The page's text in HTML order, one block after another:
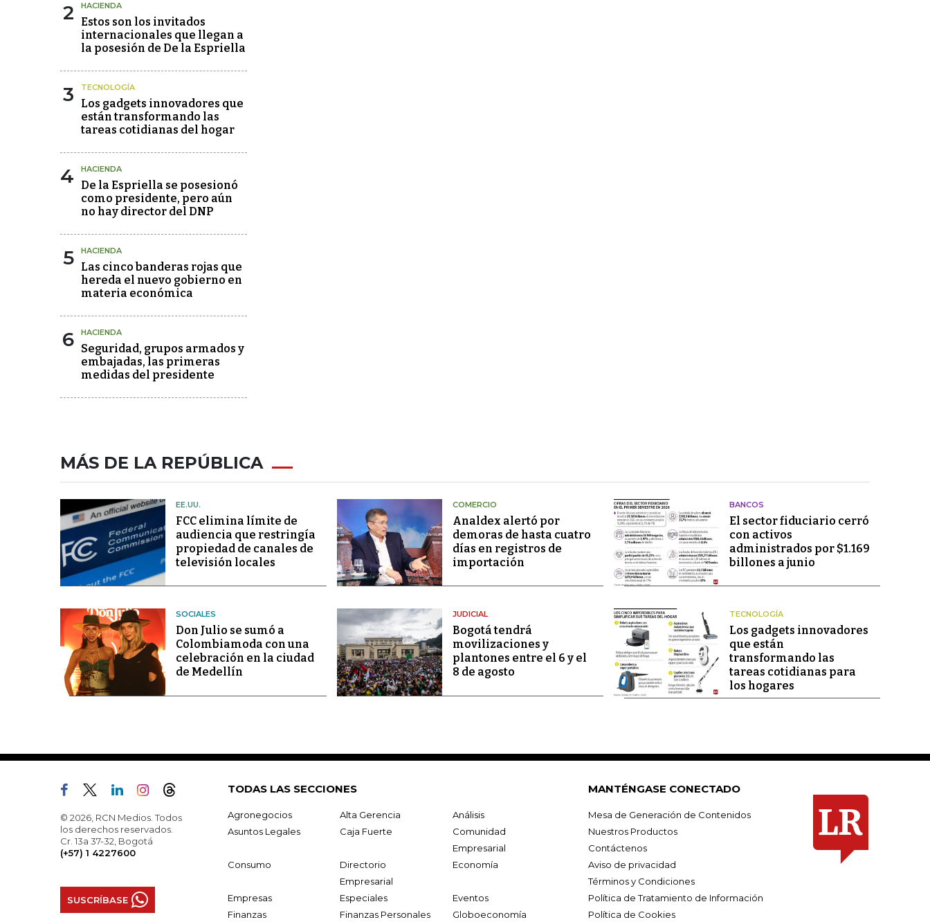
2 HACIENDA
Estos son los invitados
internacionales que llegan a
la posesión de De la Espriella
3 TECNOLOGÍA
Los gadgets innovadores que
están transformando las
tareas cotidianas del hogar
4 HACIENDA
De la Espriella se posesionó
como presidente, pero aún
no hay director del DNP
5 HACIENDA
Las cinco banderas rojas que
hereda el nuevo gobierno en
materia económica
6 HACIENDA
Seguridad, grupos armados y
embajadas, las primeras
medidas del presidente
MÁS DE LA REPÚBLICA
EE.UU.
FCC elimina límite de
audiencia que restringía
propiedad de canales de
televisión locales
COMERCIO
Analdex alertó por
demoras de hasta cuatro
días en registros de
importación
BANCOS
El sector fiduciario cerró
con activos
administrados por $1.169
billones a junio
SOCIALES
Don Julio se sumó a
Colombiamoda con una
celebración en la ciudad
de Medellín
JUDICIAL
Bogotá tendrá
movilizaciones y
plantones entre el 6 y el
8 de agosto
TECNOLOGÍA
Los gadgets innovadores
que están
transformando las
tareas cotidianas para
los hogares
© 2026, RCN Medios. Todos
los derechos reservados.
Cr. 13a 37-32, Bogotá
(+57) 1 4227600
SUSCRÍBASE
TODAS LAS SECCIONES
Agronegocios Alta Gerencia
Análisis
Asuntos Legales
Caja Fuerte
Comunidad
Empresarial
Consumo
Directorio
Empresarial
Economía
Empresas Especiales
Eventos
Finanzas
Finanzas Personales Globoeconomía
MANTÉNGASE CONECTADO
Mesa de Generación de Contenidos
Nuestros Productos
Contáctenos
Aviso de privacidad
Términos y Condiciones
Política de Tratamiento de Información
Política de Cookies